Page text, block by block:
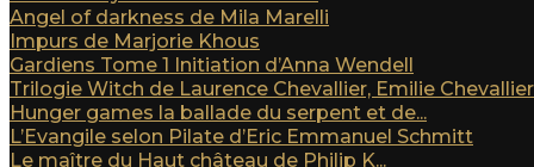
Angel of darkness de Mila Marelli
Impurs de Marjorie Khous
Gardiens Tome 1 Initiation d’Anna Wendell
Trilogie Witch de Laurence Chevallier, Emilie Chevallier
Hunger games la ballade du serpent et de...
L’Evangile selon Pilate d’Eric Emmanuel Schmitt
Le maître du Haut château de Philip K...